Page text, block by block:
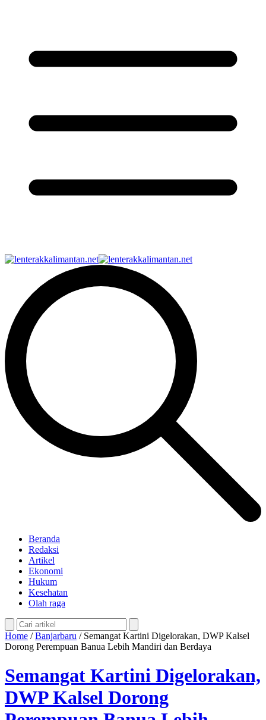
Beranda
Redaksi
Artikel
Ekonomi
Hukum
Kesehatan
Olah raga
Home /Banjarbaru / Semangat Kartini Digelorakan, DWP Kalsel
Dorong Perempuan Banua Lebih Mandiri dan Berdaya
Semangat Kartini Digelorakan,
DWP Kalsel Dorong